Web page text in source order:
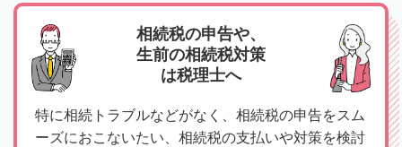
相続税の申告や、
生前の相続税対策
は税理士へ
特に相続トラブルなどがなく、相続税の申告をスム
ーズにおこないたい、相続税の支払いや対策を検討